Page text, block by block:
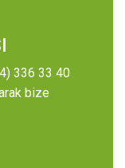
336 33 40
bize